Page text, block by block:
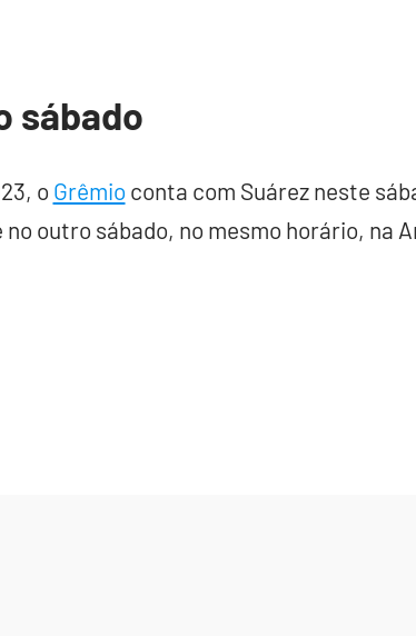
sábado
o Grêmio conta com Suárez neste
outro sábado, no mesmo horário, na